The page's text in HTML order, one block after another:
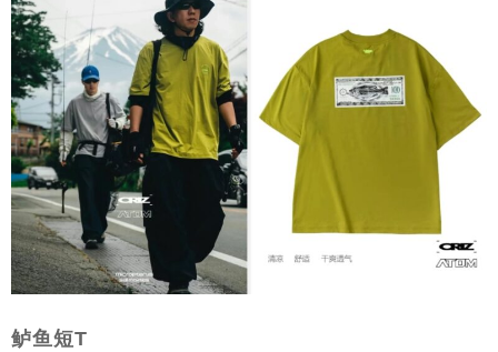
鲈鱼短T